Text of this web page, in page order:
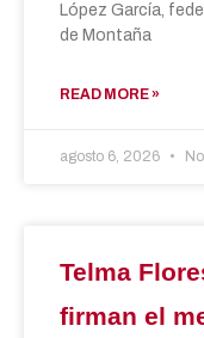
López García,
de Montaña
READ MORE »
agosto 6, 2026
Telma
firman el